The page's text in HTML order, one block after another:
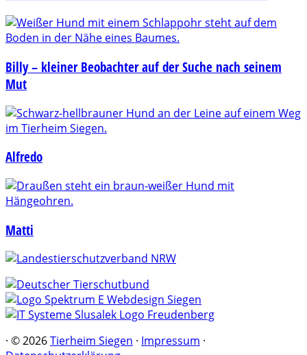
Billy – kleiner Beobachter auf der Suche nach seinem
Mut
Alfredo
Matti
· © 2026Tierheim Siegen · Impressum ·